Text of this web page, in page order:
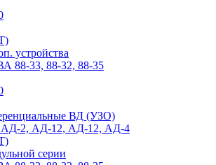
устройства
88-33, 88-32, 88-35
ВД (УЗО)
АД-2, АД-12, АД-12, АД-4
серии